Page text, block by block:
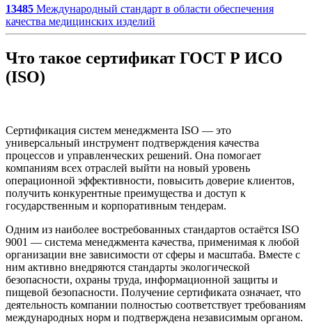
13485 Международный стандарт в области обеспечения
качества медицинских изделий
Что такое сертификат ГОСТ Р ИСО
(ISO)
Сертификация систем менеджмента ISO — это
универсальный инструмент подтверждения качества
процессов и управленческих решений. Она помогает
компаниям всех отраслей выйти на новый уровень
операционной эффективности, повысить доверие клиентов,
получить конкурентные преимущества и доступ к
государственным и корпоративным тендерам.
Одним из наиболее востребованных стандартов остаётся ISO
9001 — система менеджмента качества, применимая к любой
организации вне зависимости от сферы и масштаба. Вместе с
ним активно внедряются стандарты экологической
безопасности, охраны труда, информационной защиты и
пищевой безопасности. Получение сертификата означает, что
деятельность компании полностью соответствует требованиям
международных норм и подтверждена независимым органом.